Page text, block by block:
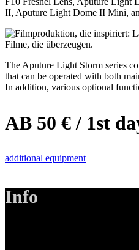
II, Aputure Light Dome II Mini,
The Aputure Light Storm series
that can be operated with both
In addition, various optional
AB 50 € / 1st
additional equipment
Info